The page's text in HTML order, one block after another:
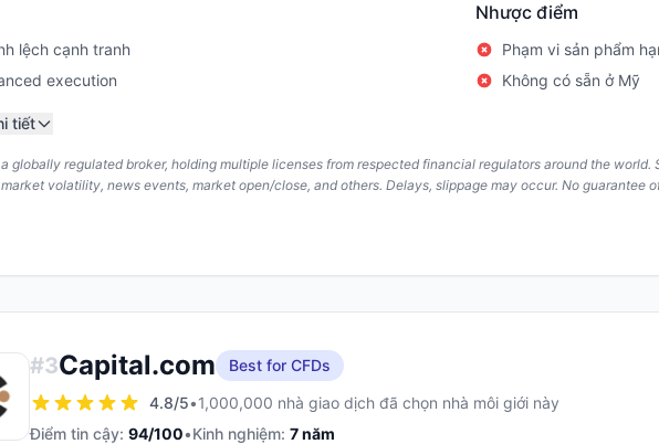
lệch cạnh tranh
execution
Nhược điểm
Phạm vi sản phẩm
Không có sẵn ở Mỹ
tiết
a globally regulated broker, holding multiple licenses from respected financial regulators around the
volatility, news events, market open/close, and others. Delays, slippage may occur. No guarantee
#3Capital.com
Best for CFDs
4.8/5•1,000,000 nhà giao dịch đã chọn nhà môi giới này
Điểm tin cậy: 94/100•Kinh nghiệm: 7năm